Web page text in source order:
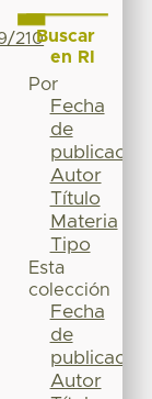
210Buscar
en RI
Por
Fecha
de
publicación
Autor
Título
Materia
Tipo
Esta
colección
Fecha
de
publicación
Autor